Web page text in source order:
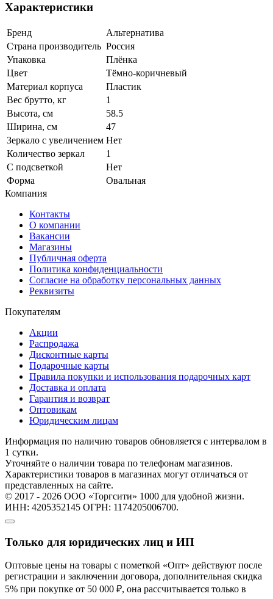
Характеристики
Бренд
Альтернатива
Страна производитель Россия
Упаковка
Плёнка
Цвет
Тёмно-коричневый
Материал корпуса
Пластик
Вес брутто, кг
1
Высота, см
58.5
Ширина, см
47
Зеркало с увеличением Нет
Количество зеркал
1
С подсветкой
Нет
Форма
Овальная
Компания
Контакты
О компании
Вакансии
Магазины
Публичная оферта
Политика конфиденциальности
Согласие на обработку персональных данных
Реквизиты
Покупателям
Акции
Распродажа
Дисконтные карты
Подарочные карты
Правила покупки и использования подарочных карт
Доставка и оплата
Гарантия и возврат
Оптовикам
Юридическим лицам
Информация по наличию товаров обновляется с интервалом в
1 сутки.
Уточняйте о наличии товара по телефонам магазинов.
Характеристики товаров в магазинах могут отличаться от
представленных на сайте.
© 2017 - 2026 ООО «Торгсити» 1000 для удобной жизни.
ИНН: 4205352145 ОГРН: 1174205006700.
Только для юридических лиц и ИП
Оптовые цены на товары с пометкой «Опт» действуют после
регистрации и заключении договора, дополнительная скидка
5% при покупке от 50 000 ₽, она рассчитывается только в